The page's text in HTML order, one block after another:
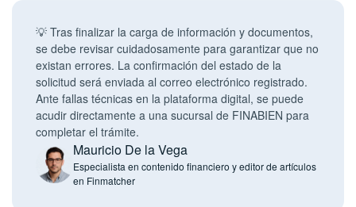
💡 Tras finalizar la carga de información y documentos,
se debe revisar cuidadosamente para garantizar que no
existan errores. La confirmación del estado de la
solicitud será enviada al correo electrónico registrado.
Ante fallas técnicas en la plataforma digital, se puede
acudir directamente a una sucursal de FINABIEN para
completar el trámite.
Mauricio De la Vega
Especialista en contenido financiero y editor de artículos
en Finmatcher